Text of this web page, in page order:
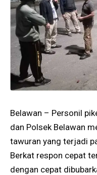
Belawan – Personil
dan Polsek Belawan
tawuran yang terjadi
Berkat respon cepat
dengan cepat